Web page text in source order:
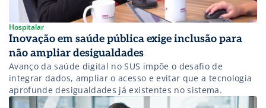
Hospitalar
Inovação em saúde pública exige inclusão para
não ampliar desigualdades
Avanço da saúde digital no SUS impõe o desafio de
integrar dados, ampliar o acesso e evitar que a tecnologia
aprofunde desigualdades já existentes no sistema.